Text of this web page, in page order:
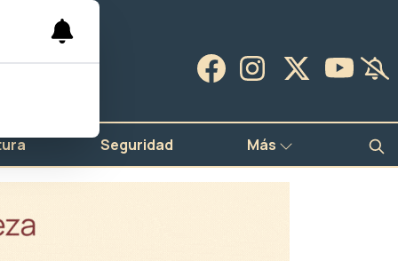
Seguridad Más